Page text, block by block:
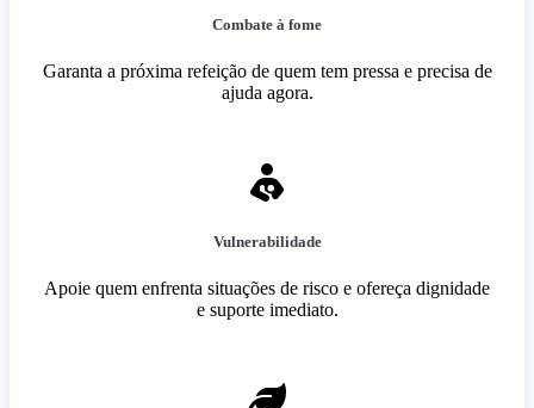
Combate à fome
Garanta a próxima refeição de quem tem pressa e precisa de
ajuda agora.
Vulnerabilidade
Apoie quem enfrenta situações de risco e ofereça dignidade
e suporte imediato.